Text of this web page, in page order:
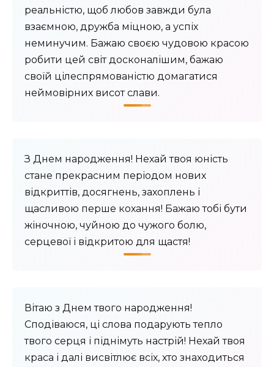
реальністю, щоб любов завжди була
взаємною, дружба міцною, а успіх
неминучим. Бажаю своєю чудовою красою
робити цей світ досконалішим, бажаю
своїй цілеспрямованістю домагатися
неймовірних висот слави.
З Днем народження! Нехай твоя юність
стане прекрасним періодом нових
відкриттів, досягнень, захоплень і
щасливою перше кохання! Бажаю тобі бути
жіночною, чуйною до чужого болю,
серцевої і відкритою для щастя!
Вітаю з Днем твого народження!
Сподіваюся, ці слова подарують тепло
твого серця і піднімуть настрій! Нехай твоя
краса і далі висвітлює всіх, хто знаходиться